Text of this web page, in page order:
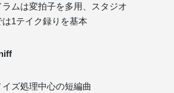
ラムは変拍子を多用、スタジオ
は1テイク録りを基本
イズ処理中心の短編曲